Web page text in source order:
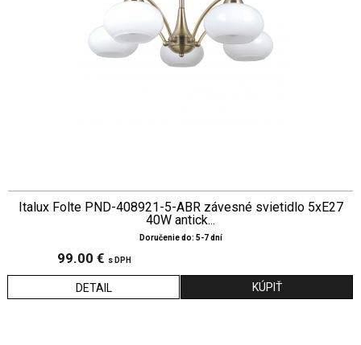
Italux Folte PND-408921-5-ABR závesné svietidlo 5xE27
40W antick...
Doručenie do: 5-7 dní
99.00 € s DPH
DETAIL